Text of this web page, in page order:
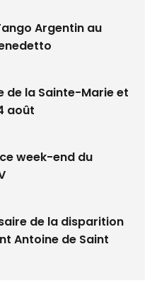
Argentin au
de la Sainte-Marie et
août
week-end du
de la disparition
Antoine de Saint